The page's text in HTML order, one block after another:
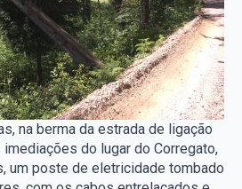
na berma da estrada de ligação
do lugar do Corregato,
um poste de eletricidade tombado